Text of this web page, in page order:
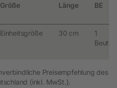
Größe Länge BE
Einheitsgröße 30 cm
1
Beutel
Preisempfehlung des
(inkl. MwSt.).